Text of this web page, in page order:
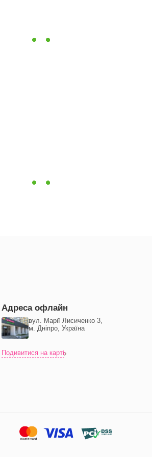
Адреса офлайн
вул. Марії Лисиченко 3,
м. Дніпро, Україна
Подивитися на карті